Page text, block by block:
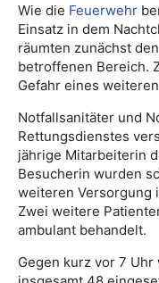
Wie die Feuerwehr
Einsatz in dem
räumten zunächst
betroffenen Bereich.
Gefahr eines
Notfallsanitäter und
Rettungsdienstes
jährige Mitarbeiterin
Besucherin wurden
weiteren Versorgung
Zwei weitere
ambulant behandelt.
Gegen kurz vor 7